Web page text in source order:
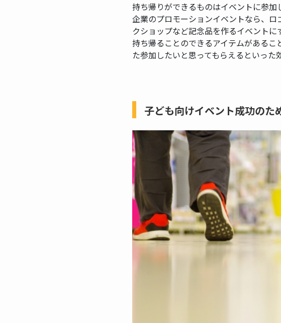
持ち帰りができるものはイベントに参加
企業のプロモーションイベントなら、
クショップなど記念品を作るイベントに
持ち帰ることのできるアイテムがある
た参加したいと思ってもらえるといった
子ども向けイベント成功のた